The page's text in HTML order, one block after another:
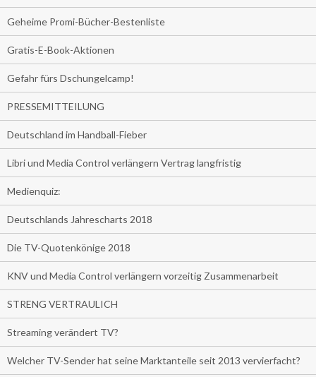
Geheime Promi-Bücher-Bestenliste
Gratis-E-Book-Aktionen
Gefahr fürs Dschungelcamp!
PRESSEMITTEILUNG
Deutschland im Handball-Fieber
Libri und Media Control verlängern Vertrag langfristig
Medienquiz:
Deutschlands Jahrescharts 2018
Die TV-Quotenkönige 2018
KNV und Media Control verlängern vorzeitig Zusammenarbeit
STRENG VERTRAULICH
Streaming verändert TV?
Welcher TV-Sender hat seine Marktanteile seit 2013 vervierfacht?